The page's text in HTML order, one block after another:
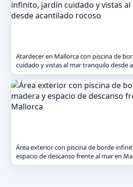
Atardecer en Mallorca con piscina de
cuidado y vistas al mar tranquilo desde
Área exterior con piscina de borde
espacio de descanso frente al mar en